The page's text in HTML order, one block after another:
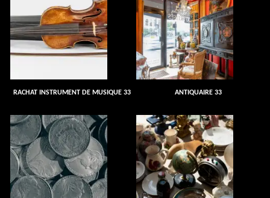
RACHAT INSTRUMENT DE MUSIQUE 33 ANTIQUAIRE 33